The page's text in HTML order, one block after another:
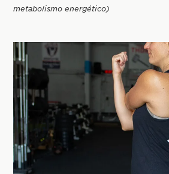
metabolismo energético)